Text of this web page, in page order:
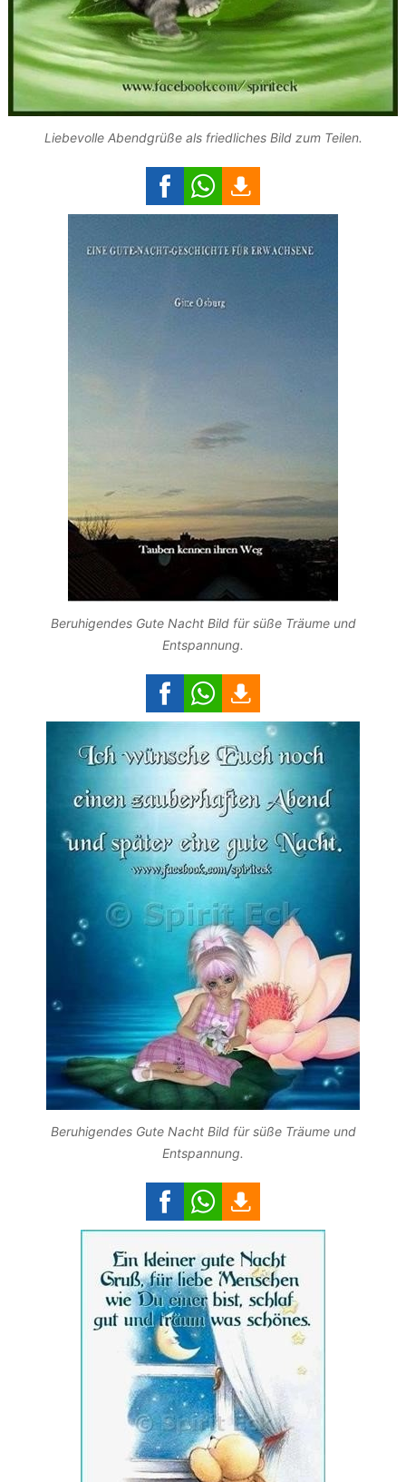
Liebevolle Abendgrüße als friedliches Bild zum Teilen.
Beruhigendes Gute Nacht Bild für süße Träume und
Entspannung.
Beruhigendes Gute Nacht Bild für süße Träume und
Entspannung.